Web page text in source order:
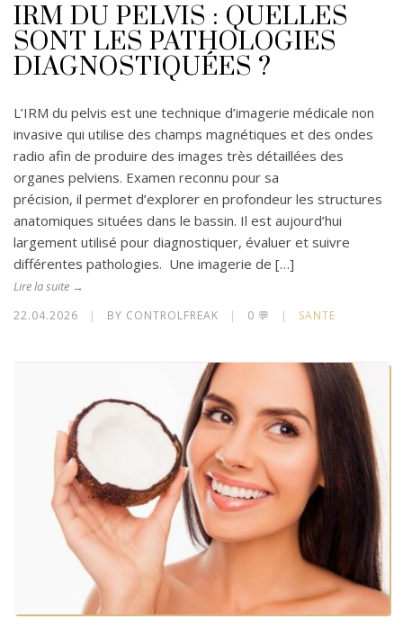
IRM DU PELVIS : QUELLES
SONT LES PATHOLOGIES
DIAGNOSTIQUÉES ?
L’IRM du pelvis est une technique d’imagerie médicale non
invasive qui utilise des champs magnétiques et des ondes
radio afin de produire des images très détaillées des
organes pelviens. Examen reconnu pour sa
précision, il permet d’explorer en profondeur les structures
anatomiques situées dans le bassin. Il est aujourd’hui
largement utilisé pour diagnostiquer, évaluer et suivre
différentes pathologies. Une imagerie de […]
Lire la suite →
22.04.2026 | BY CONTROLFREAK | 0 💬 | SANTE